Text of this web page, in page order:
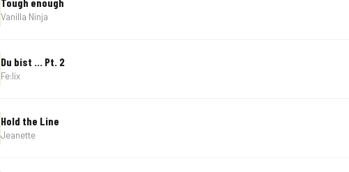
Vanilla Ninja
Du bist ... Pt. 2
Fe:lix
Hold the Line
Jeanette